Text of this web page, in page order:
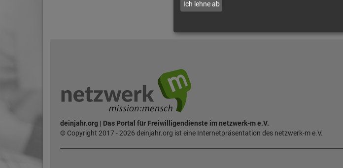
deinjahr.org | Das Portal für Freiwilligendienste im netzwerk-m e.V.
© Copyright 2017 - 2026 deinjahr.org ist eine Internetpräsentation des netzwerk-m e.V.
Ich lehne ab